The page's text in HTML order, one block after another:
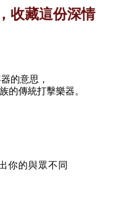
收藏這份深情
的意思，
的傳統打擊樂器。
你的與眾不同